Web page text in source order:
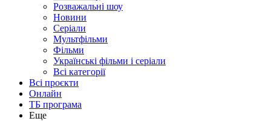
Розважальні шоу
Новини
Серіали
Мультфільми
Фільми
Українські фільми і серіали
Всі категорії
Всі проєкти
Онлайн
ТБ програма
Еще